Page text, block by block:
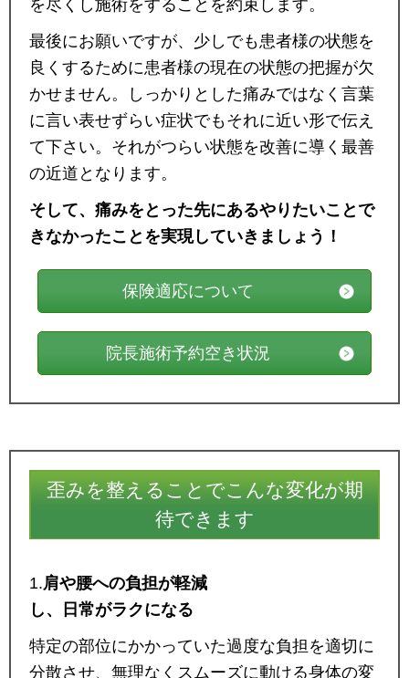
最後にお願いですが、少しでも患者様の状態を
良くするために患者様の現在の状態の把握が欠
かせません。しっかりとした痛みではなく言葉
に言い表せずらい症状でもそれに近い形で伝え
て下さい。それがつらい状態を改善に導く最善
の近道となります。
そして、痛みをとった先にあるやりたいことで
きなかったことを実現していきましょう！
保険適応について
院長施術予約空き状況
歪みを整えることでこんな変化が期
待できます
1.肩や腰への負担が軽減
し、日常がラクになる
特定の部位にかかっていた過度な負担を適切に
分散させ、無理なくスムーズに動ける身体の変